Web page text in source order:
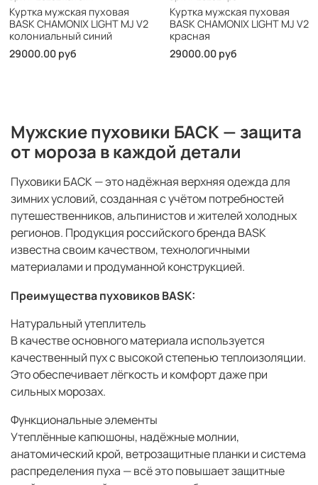
Куртка мужская пуховая
BASK CHAMONIX LIGHT MJ V2
колониальный синий
29000.00 руб
Куртка мужская пуховая
BASK CHAMONIX LIGHT MJ V2
красная
29000.00 руб
Мужские пуховики БАСК — защита
от мороза в каждой детали
Пуховики БАСК — это надёжная верхняя одежда для
зимних условий, созданная с учётом потребностей
путешественников, альпинистов и жителей холодных
регионов. Продукция российского бренда BASK
известна своим качеством, технологичными
материалами и продуманной конструкцией.
Преимущества пуховиков BASK:
Натуральный утеплитель
В качестве основного материала используется
качественный пух с высокой степенью теплоизоляции.
Это обеспечивает лёгкость и комфорт даже при
сильных морозах.
Функциональные элементы
Утеплённые капюшоны, надёжные молнии,
анатомический крой, ветрозащитные планки и система
распределения пуха — всё это повышает защитные